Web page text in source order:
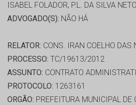
ISABEL FOLADOR, P.L. DA SILVA
ADVOGADO(S): NÃO HÁ
RELATOR: CONS. IRAN COELHO DAS
PROCESSO: TC/19613/2012
ASSUNTO: CONTRATO
PROTOCOLO: 1263161
ORGÃO: PREFEITURA MUNICIPAL DE